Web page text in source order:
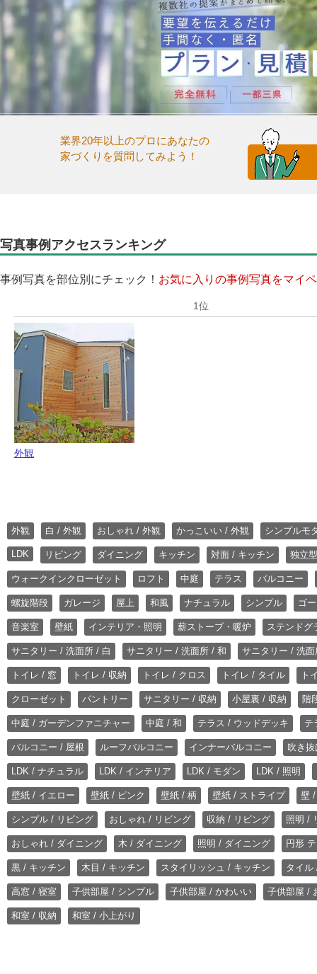
業界20年以上のプロにあなたの
家づくりを質問してみよう！
写真事例アクセスランキング
事例写真を部位別にチェック！ お気に入りの事例写真をマイ
外観
外観 白 / 外観 おしゃれ / 外観 かっこいい / 外観 シンプルモ
LDK リビング ダイニング キッチン 対面 / キッチン 独立
ウォークインクローゼット ロフト 中庭 テラス バルコニー
螺旋階段 ガレージ 屋上 和風 ナチュラル シンプル ゴ
音楽室 壁紙 インテリア・照明 薪ストーブ・暖炉 ステンドグ
サニタリー / 洗面所 / 白 サニタリー / 洗面所 / 和 サニタリー / 洗
トイレ / 窓 トイレ / 収納 トイレ / クロス トイレ / タイル ト
クローゼット パントリー サニタリー / 収納 小屋裏 / 収納 階
中庭 / ガーデンファニチャー 中庭 / 和 テラス / ウッドデッキ テ
バルコニー / 屋根 ルーフバルコニー インナーバルコニー 吹き
LDK / ナチュラル LDK / インテリア LDK / モダン LDK / 照明
壁紙 / イエロー 壁紙 / ピンク 壁紙 / 柄 壁紙 / ストライプ 壁
シンプル / リビング おしゃれ / リビング 収納 / リビング 照明 /
おしゃれ / ダイニング 木 / ダイニング 照明 / ダイニング 円形
黒 / キッチン 木目 / キッチン スタイリッシュ / キッチン タイル
高窓 / 寝室 子供部屋 / シンプル 子供部屋 / かわいい 子供部屋 /
和室 / 収納 和室 / 小上がり